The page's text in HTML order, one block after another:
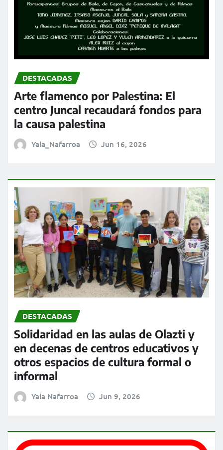
DESTACADAS
Arte flamenco por Palestina: El
centro Juncal recaudará fondos para
la causa palestina
Yala_Nafarroa Jun 16, 2026
DESTACADAS
Solidaridad en las aulas de Olazti y
en decenas de centros educativos y
otros espacios de cultura formal o
informal
Yala Nafarroa Jun 9, 2026